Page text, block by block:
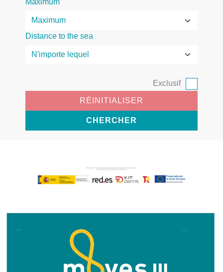
Maximum
Distance to the sea
Exclusif
RÉINITIALISER
CHERCHER